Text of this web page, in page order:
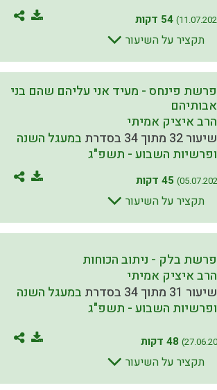
54 דקות
תקציר על השיעור
פרשת פינחס - מעיד אני עליהם שהם בני
אבותיהם
הרב איציק אמיתי
שיעור 32 מתוך 34 בסדרת
במעגל השנה
ופרשיות השבוע - תשפ"ג
45 דקות
תקציר על השיעור
פרשת בלק - ניתוב הכוחות
הרב איציק אמיתי
שיעור 31 מתוך 34 בסדרת
במעגל השנה
ופרשיות השבוע - תשפ"ג
48 דקות
תקציר על השיעור